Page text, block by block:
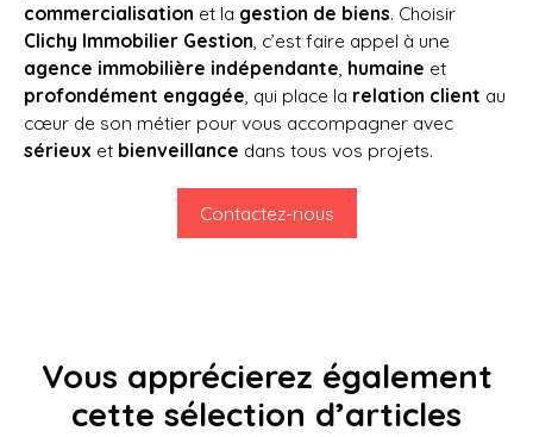
commercialisation et la gestion de biens. Choisir
Clichy Immobilier Gestion, c’est faire appel à une
agence immobilière indépendante, humaine et
profondément engagée, qui place la relation client au
cœur de son métier pour vous accompagner avec
sérieux et bienveillance dans tous vos projets.
Contactez-nous
Vous apprécierez également
cette sélection d’articles